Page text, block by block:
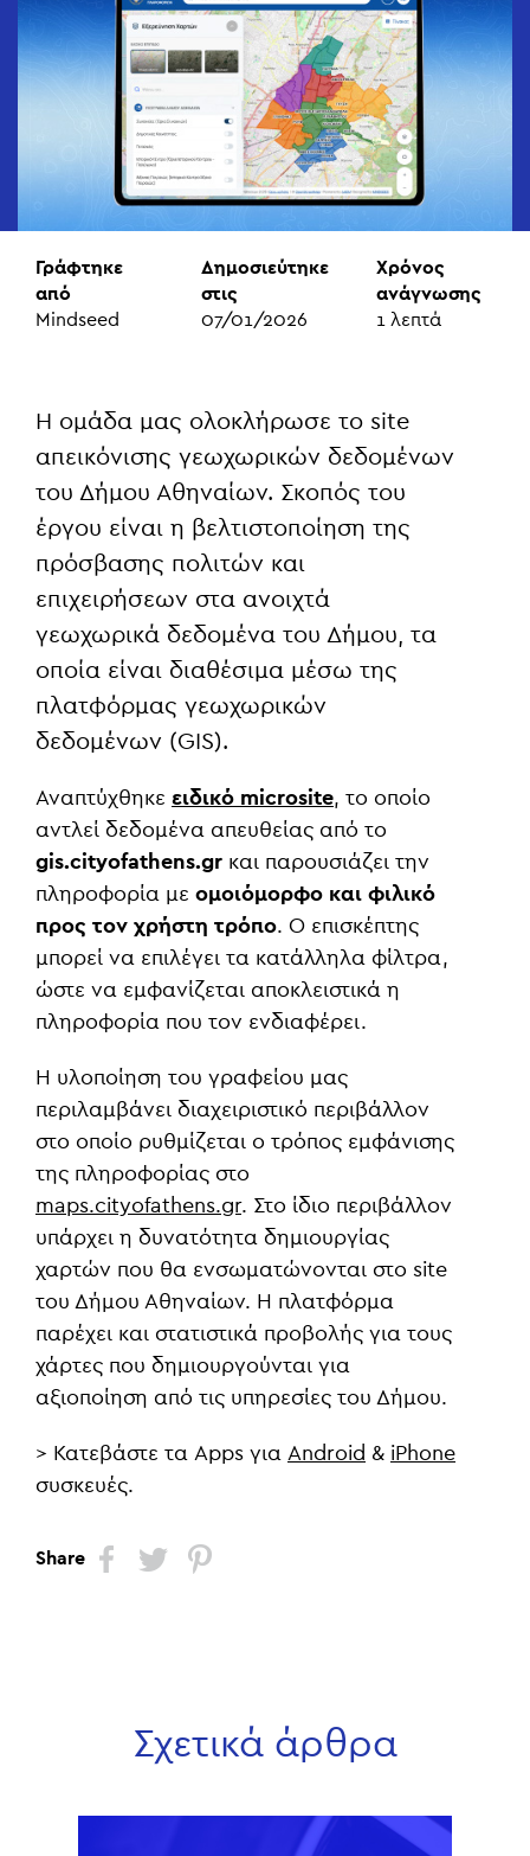
Γράφτηκε
από
Mindseed
Δημοσιεύτηκε
στις
07/01/2026
Χρόνος
ανάγνωσης
1 λεπτά
Η ομάδα μας ολοκλήρωσε το site
απεικόνισης γεωχωρικών δεδομένων
του Δήμου Αθηναίων. Σκοπός του
έργου είναι η βελτιστοποίηση της
πρόσβασης πολιτών και
επιχειρήσεων στα ανοιχτά
γεωχωρικά δεδομένα του Δήμου, τα
οποία είναι διαθέσιμα μέσω της
πλατφόρμας γεωχωρικών
δεδομένων (GIS).
Αναπτύχθηκε ειδικό microsite, το οποίο
αντλεί δεδομένα απευθείας από το
gis.cityofathens.gr και παρουσιάζει την
πληροφορία με ομοιόμορφο και φιλικό
προς τον χρήστη τρόπο. Ο επισκέπτης
μπορεί να επιλέγει τα κατάλληλα φίλτρα,
ώστε να εμφανίζεται αποκλειστικά η
πληροφορία που τον ενδιαφέρει.
Η υλοποίηση του γραφείου μας
περιλαμβάνει διαχειριστικό περιβάλλον
στο οποίο ρυθμίζεται ο τρόπος εμφάνισης
της πληροφορίας στο
maps.cityofathens.gr. Στο ίδιο περιβάλλον
υπάρχει η δυνατότητα δημιουργίας
χαρτών που θα ενσωματώνονται στο site
του Δήμου Αθηναίων. Η πλατφόρμα
παρέχει και στατιστικά προβολής για τους
χάρτες που δημιουργούνται για
αξιοποίηση από τις υπηρεσίες του Δήμου.
> Κατεβάστε τα Apps για Android & iPhone
συσκευές.
Share
Σχετικά άρθρα